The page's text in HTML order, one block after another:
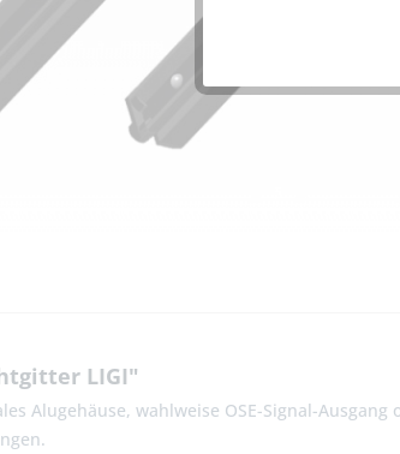
LIGI"
Alugehäuse, wahlweise OSE-Signal-